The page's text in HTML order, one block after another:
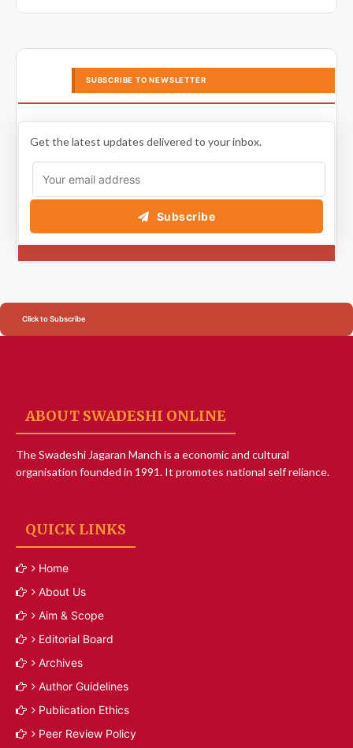
SUBSCRIBE TO NEWSLETTER
Get the latest updates delivered to your inbox.
Subscribe
Click to Subscribe
ABOUT SWADESHI ONLINE
The Swadeshi Jagaran Manch is a economic and cultural
organisation founded in 1991. It promotes national self reliance.
QUICK LINKS
Home
About Us
Aim & Scope
Editorial Board
Archives
Author Guidelines
Publication Ethics
Peer Review Policy